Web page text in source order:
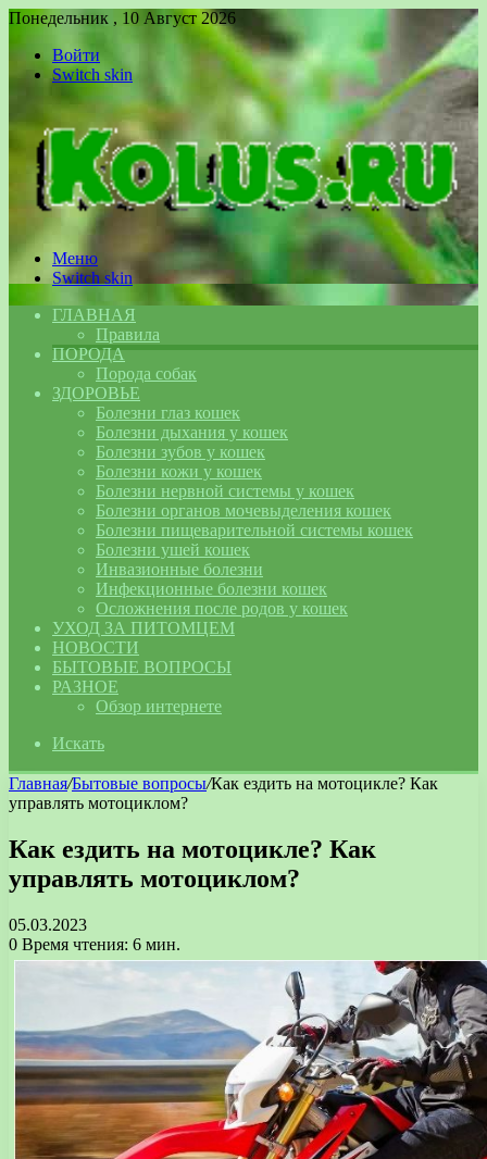
Понедельник , 10 Август 2026
Войти
Switch skin
Меню
Switch skin
ГЛАВНАЯ
Правила
ПОРОДА
Порода собак
ЗДОРОВЬЕ
Болезни глаз кошек
Болезни дыхания у кошек
Болезни зубов у кошек
Болезни кожи у кошек
Болезни нервной системы у кошек
Болезни органов мочевыделения кошек
Болезни пищеварительной системы кошек
Болезни ушей кошек
Инвазионные болезни
Инфекционные болезни кошек
Осложнения после родов у кошек
УХОД ЗА ПИТОМЦЕМ
НОВОСТИ
БЫТОВЫЕ ВОПРОСЫ
РАЗНОЕ
Обзор интернете
Искать
Главная/Бытовые вопросы/Как ездить на мотоцикле? Как
управлять мотоциклом?
Как ездить на мотоцикле? Как
управлять мотоциклом?
05.03.2023
0 Время чтения: 6 мин.